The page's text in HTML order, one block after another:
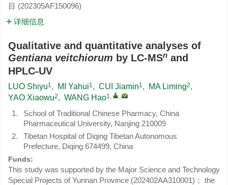
目 (202305AF150096)
详细信息
Qualitative and quantitative analyses of
Gentiana veitchiorum by LC-MSn and
HPLC-UV
LUO Shiyu1, MI Yahui1, CUI Jiamin1, MA Liming2,
YAO Xiaowu2, WANG Hao1, ,
1.
School of Traditional Chinese Pharmacy, China
Pharmaceutical University, Nanjing 210009
2.
Tibetan Hospital of Diqing Tibetan Autonomous
Prefecture, Diqing 674499, China
Funds:
This study was supported by the Major Science and Technology
Special Projects of Yunnan Province (202402AA310001)； the